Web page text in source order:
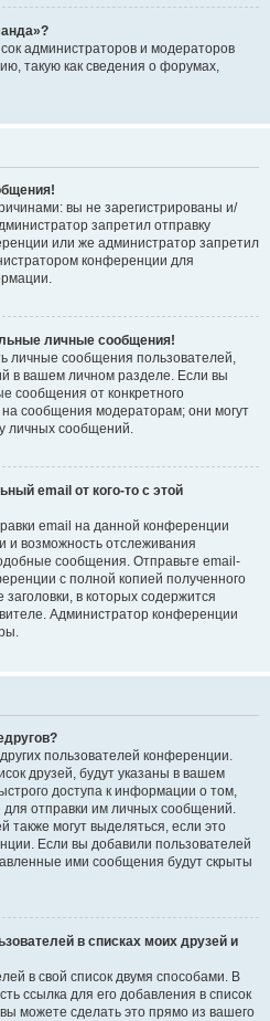
администраторов и модераторов
такую как сведения о форумах,
вы не зарегистрированы и/
запретил отправку
или же администратор запретил
конференции для
личные сообщения!
личные сообщения пользователей,
в вашем личном разделе. Если вы
сообщения от конкретного
сообщения модераторам; они могут
личных сообщений.
email от кого-то с этой
email на данной конференции
и возможность отслеживания
сообщения. Отправьте email-
с полной копией полученного
в которых содержится
Администратор конференции
пользователей конференции.
друзей, будут указаны в вашем
доступа к информации о том,
для отправки им личных сообщений.
также могут выделяться, если это
Если вы добавили пользователей
ими сообщения будут скрыты
в списках моих друзей и
в свой список двумя способами. В
ссылка для его добавления в список
можете сделать это прямо из вашего